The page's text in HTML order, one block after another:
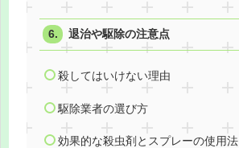
退治や駆除の注意点
殺してはいけない理由
駆除業者の選び方
効果的な殺虫剤とスプレーの使用法